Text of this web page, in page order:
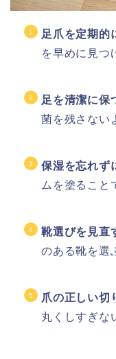
足爪を定期的
を早めに見つ
足を清潔に保
菌を残さない
保湿を忘れず
ムを塗ること
靴選びを見直
のある靴を選
爪の正しい切
丸くしすぎな